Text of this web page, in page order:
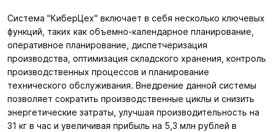
Система "КиберЦех" включает в себя несколько ключевых
функций, таких как объемно-календарное планирование,
оперативное планирование, диспетчеризация
производства, оптимизация складского хранения, контроль
производственных процессов и планирование
технического обслуживания. Внедрение данной системы
позволяет сократить производственные циклы и снизить
энергетические затраты, улучшая производительность на
31 кг в час и увеличивая прибыль на 5,3 млн рублей в